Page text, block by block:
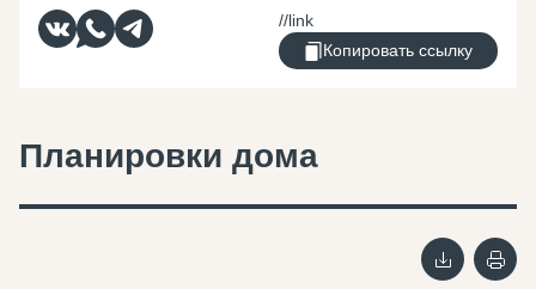
Копировать ссылку
Планировки дома